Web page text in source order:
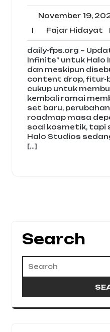
November 19,
| Fajar Hidayat |
daily-fps.org –
Infinite” untuk Halo
dan meskipun
content drop, fitur-
cukup untuk
kembali ramai
set baru,
roadmap masa
soal kosmetik, tapi
Halo Studios
[…]
Search